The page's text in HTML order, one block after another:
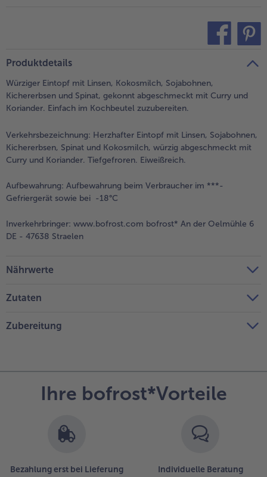
- 5 € beim Kauf von 7 Schlemmermenüs nach Wahl
Produktdetails
Würziger Eintopf mit Linsen, Kokosmilch, Sojabohnen,
Kichererbsen und Spinat, gekonnt abgeschmeckt mit Curry und
Koriander. Einfach im Kochbeutel zuzubereiten.
Verkehrsbezeichnung: Herzhafter Eintopf mit Linsen, Sojabohnen,
Kichererbsen, Spinat und Kokosmilch, würzig abgeschmeckt mit
Curry und Koriander. Tiefgefroren. Eiweißreich.
Aufbewahrung: Aufbewahrung beim Verbraucher im ***-
Gefriergerät sowie bei -18°C
Inverkehrbringer: www.bofrost.com bofrost* An der Oelmühle 6
DE - 47638 Straelen
Nährwerte
Zutaten
Zubereitung
Ihre bofrost*Vorteile
Bezahlung erst bei Lieferung Individuelle Beratung